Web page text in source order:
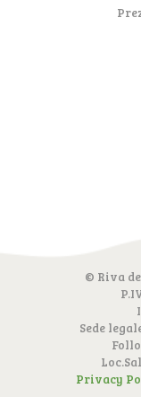
© Riva
Sede
Privacy